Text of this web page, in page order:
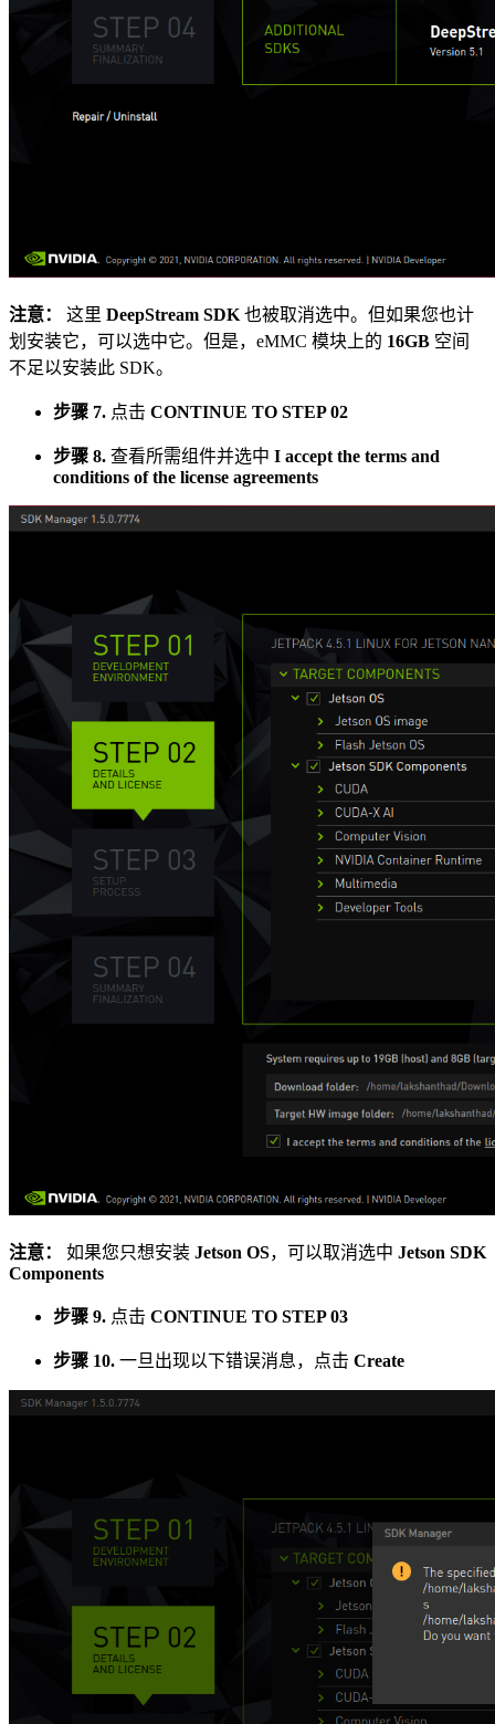
注意： 这里 DeepStream SDK 也被取消选中。但如果您也计
划安装它，可以选中它。但是，eMMC 模块上的 16GB 空间
不足以安装此 SDK。
步骤 7. 点击 CONTINUE TO STEP 02
步骤 8. 查看所需组件并选中 I accept the terms and
conditions of the license agreements
注意： 如果您只想安装 Jetson OS，可以取消选中 Jetson SDK
Components
步骤 9. 点击 CONTINUE TO STEP 03
步骤 10. 一旦出现以下错误消息，点击 Create